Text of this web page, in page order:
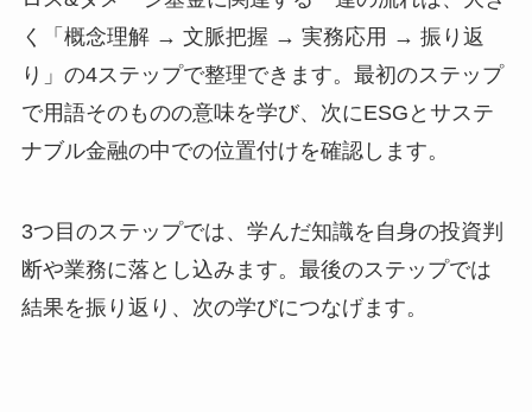
く「概念理解 → 文脈把握 → 実務応用 → 振り返
り」の4ステップで整理できます。最初のステップ
で用語そのものの意味を学び、次にESGとサステ
ナブル金融の中での位置付けを確認します。
3つ目のステップでは、学んだ知識を自身の投資判
断や業務に落とし込みます。最後のステップでは
結果を振り返り、次の学びにつなげます。